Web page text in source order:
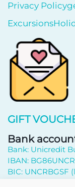
Privacy Policy
Excursions
GIFT
Bank
Bank: Unicredit
IBAN:
BIC: UNCRBGSF